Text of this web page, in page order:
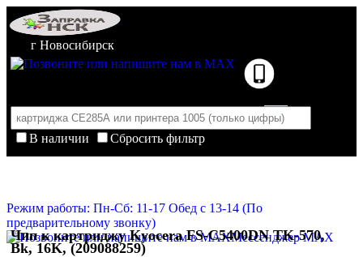
г Новосибирск
В наличии
Сбросить фильтр
Корзина пуста
Режим работы: Пн-Сб: 11-17 Обед с 13-14 (По
предварительному звонку)
Мессенджер MAX
Чип к картриджу Kyocera FS-C5400DN TK-570,
Bk, 16K, (209088259)